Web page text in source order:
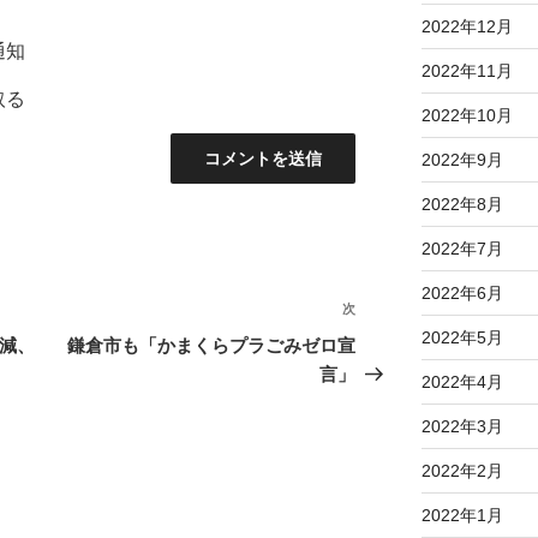
知
る
、
次
の
投
次
鎌倉市も「かまくらプラごみゼロ宣
言」
2022年12月
2022年11月
2022年10月
2022年9月
2022年8月
2022年7月
2022年6月
2022年5月
2022年4月
2022年3月
2022年2月
2022年1月